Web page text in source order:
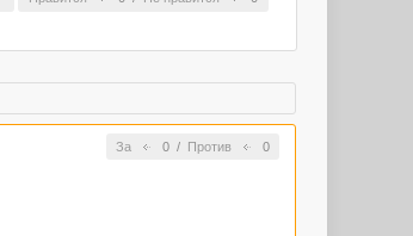
За 0/ Против 0